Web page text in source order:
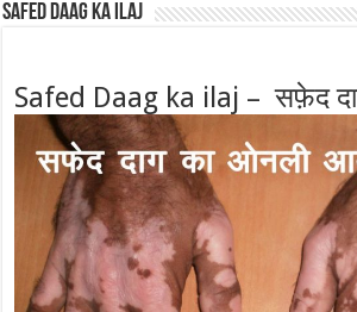
Safed Daag ka ilaj
Safed Daag ka ilaj – सफ़ेद